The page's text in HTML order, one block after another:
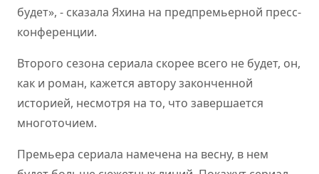
будет», - сказала Яхина на предпремьерной пресс-
конференции.
Второго сезона сериала скорее всего не будет, он,
как и роман, кажется автору законченной
историей, несмотря на то, что завершается
многоточием.
Премьера сериала намечена на весну, в нем